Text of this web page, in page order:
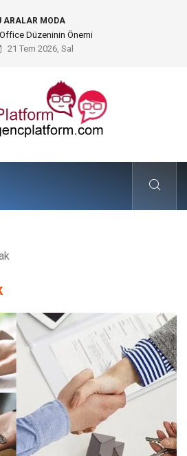
ARALAR MODA
ve Küresel Ticarette Bütçe Yönetimi
21 Tem 2026, Sal